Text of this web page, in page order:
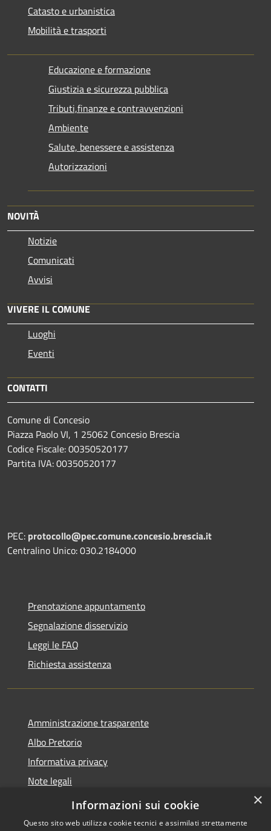
Catasto e urbanistica
Mobilità e trasporti
Educazione e formazione
Giustizia e sicurezza pubblica
Tributi,finanze e contravvenzioni
Ambiente
Salute, benessere e assistenza
Autorizzazioni
NOVITÀ
Notizie
Comunicati
Avvisi
VIVERE IL COMUNE
Luoghi
Eventi
CONTATTI
Comune di Concesio
Piazza Paolo VI, 1 25062 Concesio Brescia
Codice Fiscale: 00350520177
Partita IVA: 00350520177
PEC: protocollo@pec.comune.concesio.brescia.it
Centralino Unico: 030.2184000
Prenotazione appuntamento
Segnalazione disservizio
Leggi le FAQ
Richiesta assistenza
Amministrazione trasparente
Albo Pretorio
Informativa privacy
Note legali
Dichiarazione di accessibilità
×
Informazioni sui cookie
Questo sito web utilizza cookie tecnici e assimilati strettamente